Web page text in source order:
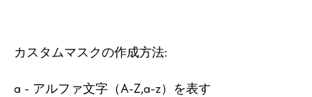
カスタムマスクの作成方法:
a - アルファ文字（A-Z,a-z）を表す